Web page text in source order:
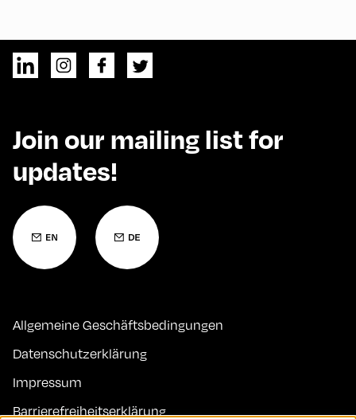
Join our mailing list for
updates!
Allgemeine Geschäftsbedingungen
Datenschutzerklärung
Impressum
Barrierefreiheitserklärung